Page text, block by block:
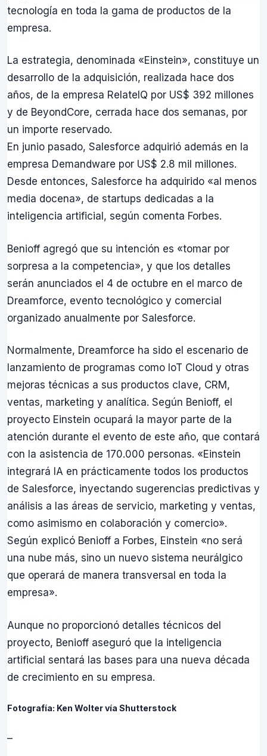
tecnología en toda la gama de productos de la
empresa.
La estrategia, denominada «Einstein», constituye un
desarrollo de la adquisición, realizada hace dos
años, de la empresa RelateIQ por US$ 392 millones
y de BeyondCore, cerrada hace dos semanas, por
un importe reservado.
En junio pasado, Salesforce adquirió además en la
empresa Demandware por US$ 2.8 mil millones.
Desde entonces, Salesforce ha adquirido «al menos
media docena», de startups dedicadas a la
inteligencia artificial, según comenta Forbes.
Benioff agregó que su intención es «tomar por
sorpresa a la competencia», y que los detalles
serán anunciados el 4 de octubre en el marco de
Dreamforce, evento tecnológico y comercial
organizado anualmente por Salesforce.
Normalmente, Dreamforce ha sido el escenario de
lanzamiento de programas como IoT Cloud y otras
mejoras técnicas a sus productos clave, CRM,
ventas, marketing y analítica. Según Benioff, el
proyecto Einstein ocupará la mayor parte de la
atención durante el evento de este año, que contará
con la asistencia de 170.000 personas. «Einstein
integrará IA en prácticamente todos los productos
de Salesforce, inyectando sugerencias predictivas y
análisis a las áreas de servicio, marketing y ventas,
como asimismo en colaboración y comercio».
Según explicó Benioff a Forbes, Einstein «no será
una nube más, sino un nuevo sistema neurálgico
que operará de manera transversal en toda la
empresa».
Aunque no proporcionó detalles técnicos del
proyecto, Benioff aseguró que la inteligencia
artificial sentará las bases para una nueva década
de crecimiento en su empresa.
Fotografía: Ken Wolter vía Shutterstock
–